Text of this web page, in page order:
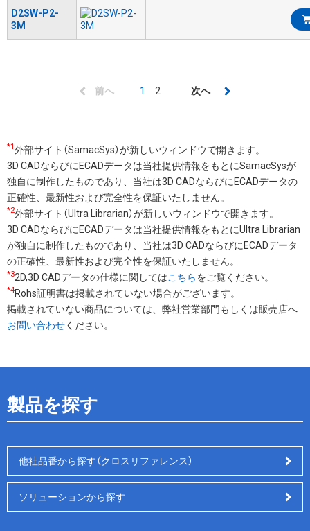
D2SW-P2-
3M
り
前
ジ
前へ
カ
ト
ペ
ー
ジ
1 Page
2
次
ジ
次へ
*1外部サイト（SamacSys）が新しいウィンドウで開きます。
3D CADならびにECADデータは当社提供情報をもとにSamacSysが
独自に制作したものであり、当社は3D CADならびにECADデータの
正確性、最新性および完全性を保証いたしません。
*2外部サイト（Ultra Librarian）が新しいウィンドウで開きます。
3D CADならびにECADデータは当社提供情報をもとにUltra Librarian
が独自に制作したものであり、当社は3D CADならびにECADデータ
の正確性、最新性および完全性を保証いたしません。
*32D,3D CADデータの仕様に関してはこちらをご覧ください。
*4Rohs証明書は掲載されていない場合がございます。
掲載されていない商品については、弊社営業部門もしくは販売店へ
お問い合わせください。
製品を探す
他社品番から探す（クロスリファレンス）
ソリューションから探す